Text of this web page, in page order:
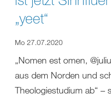
„yeet“
Mo 27.07.2020
„Nomen est omen,
aus dem Norden und
Theologiestudium ab“ –